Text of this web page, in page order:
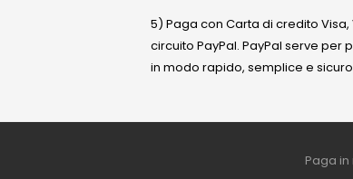
5) Paga con Carta di credito
circuito PayPal. PayPal serve
in modo rapido, semplice e
Paga